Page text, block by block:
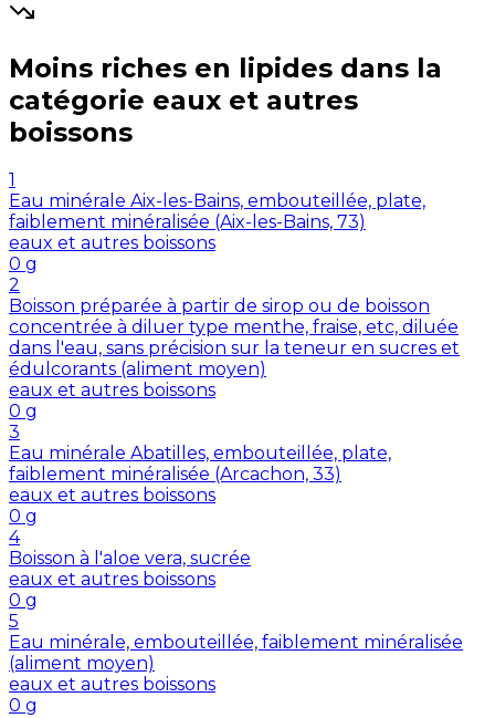
Moins riches en lipides dans la
catégorie eaux et autres
boissons
1
Eau minérale Aix-les-Bains, embouteillée, plate,
faiblement minéralisée (Aix-les-Bains, 73)
eaux et autres boissons
0 g
2
Boisson préparée à partir de sirop ou de boisson
concentrée à diluer type menthe, fraise, etc, diluée
dans l'eau, sans précision sur la teneur en sucres et
édulcorants (aliment moyen)
eaux et autres boissons
0 g
3
Eau minérale Abatilles, embouteillée, plate,
faiblement minéralisée (Arcachon, 33)
eaux et autres boissons
0 g
4
Boisson à l'aloe vera, sucrée
eaux et autres boissons
0 g
5
Eau minérale, embouteillée, faiblement minéralisée
(aliment moyen)
eaux et autres boissons
0 g